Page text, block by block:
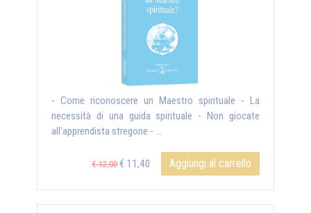
- Come riconoscere un Maestro spirituale - La
necessità di una guida spirituale - Non giocate
all'apprendista stregone - ...
€ 12,00 € 11,40 Aggiungi al carrello